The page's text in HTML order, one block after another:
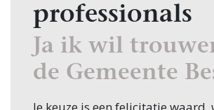
professionals
Ja ik wil
de Gemeente